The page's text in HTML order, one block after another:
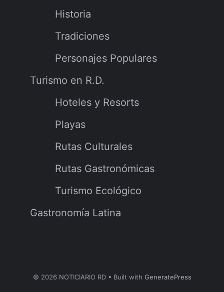
Historia
Tradiciones
Personajes Populares
Turismo en R.D.
Hoteles y Resorts
Playas
Rutas Culturales
Rutas Gastronómicas
Turismo Ecológico
Gastronomía Latina
© 2026 NOTICIARIO RD• Built with GeneratePress